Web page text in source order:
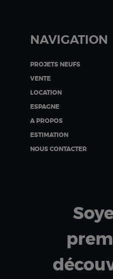
NAVIGATION
PROJETS NEUFS
VENTE
LOCATION
ESPAGNE
A PROPOS
ESTIMATION
NOUS CONTACTER